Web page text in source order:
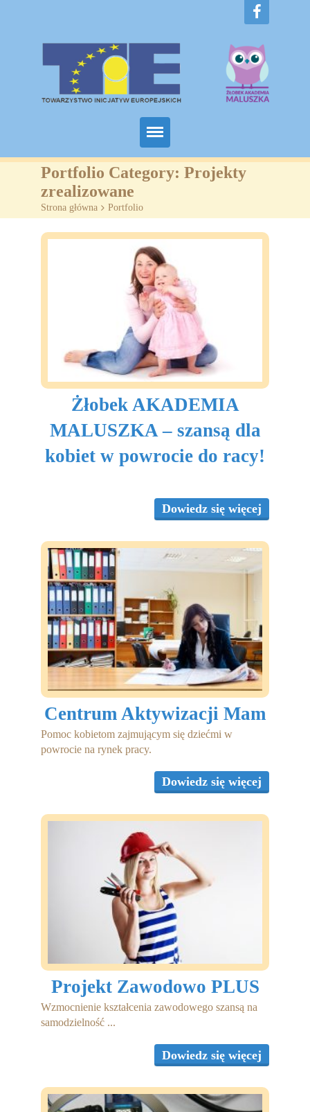
Home
O nas
Projekty
SZKOLENIA
Współpraca
Sponsorzy
Rekrutacja Widzew
Zapytania ofertowe
Portfolio Category: Projekty
zrealizowane
Strona główna > Portfolio
Żłobek AKADEMIA
MALUSZKA – szansą dla
kobiet w powrocie do racy!
Dowiedz się więcej
Centrum Aktywizacji Mam
Pomoc kobietom zajmującym się dziećmi w
powrocie na rynek pracy.
Dowiedz się więcej
Projekt Zawodowo PLUS
Wzmocnienie kształcenia zawodowego szansą na
samodzielność ...
Dowiedz się więcej